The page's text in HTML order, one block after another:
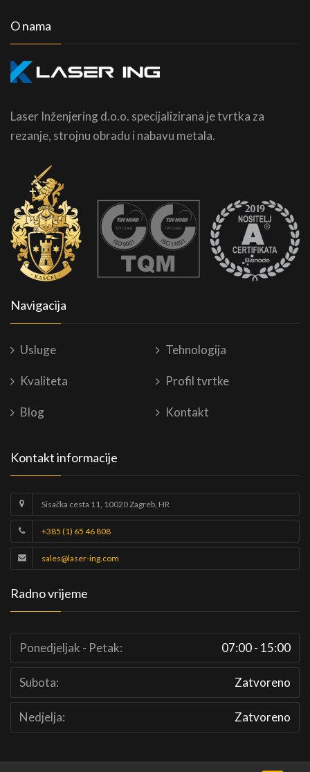
O nama
Laser Inženjering d.o.o. specijalizirana je tvrtka za
rezanje, strojnu obradu i nabavu metala.
Navigacija
Usluge Tehnologija
Kvaliteta Profil tvrtke
Blog Kontakt
Kontakt informacije
Sisačka cesta 11, 10020 Zagreb, HR
+385 (1) 65 46 808
sales@laser-ing.com
Radno vrijeme
Ponedjeljak - Petak: 07:00 - 15:00
Subota: Zatvoreno
Nedjelja: Zatvoreno